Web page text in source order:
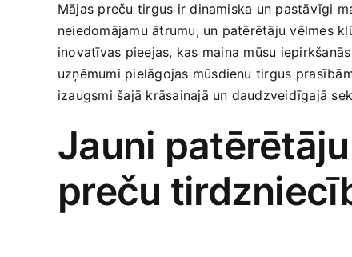
Mājas preču tirgus ir dinamiska un pastāvīgi
neiedomājamu ātrumu, un​ patērētāju vēlmes
inovatīvas pieejas, kas⁢ maina mūsu
uzņēmumi pielāgojas mūsdienu tirgus⁣
izaugsmi šajā​ krāsainajā un daudzveidīgajā
Jauni
preču